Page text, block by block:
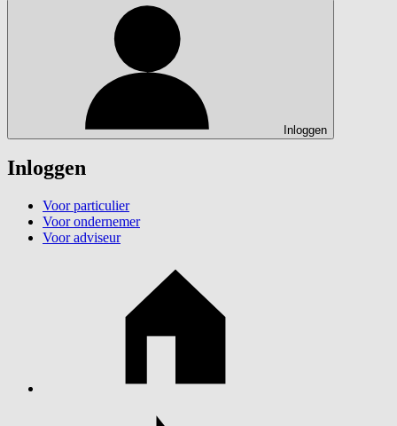
Inloggen
Inloggen
Voor particulier
Voor ondernemer
Voor adviseur